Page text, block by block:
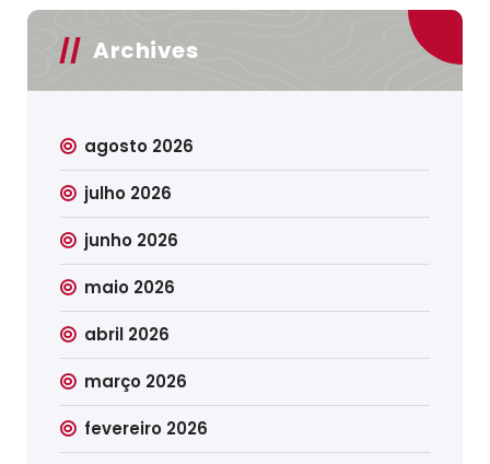
Archives
agosto 2026
julho 2026
junho 2026
maio 2026
abril 2026
março 2026
fevereiro 2026